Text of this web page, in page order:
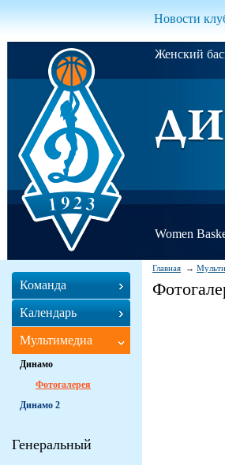
Новости
Женский
Women
Главная
Команда
Календарь
Мультимедиа
Динамо
Фотогалерея
Динамо 2
Генеральный